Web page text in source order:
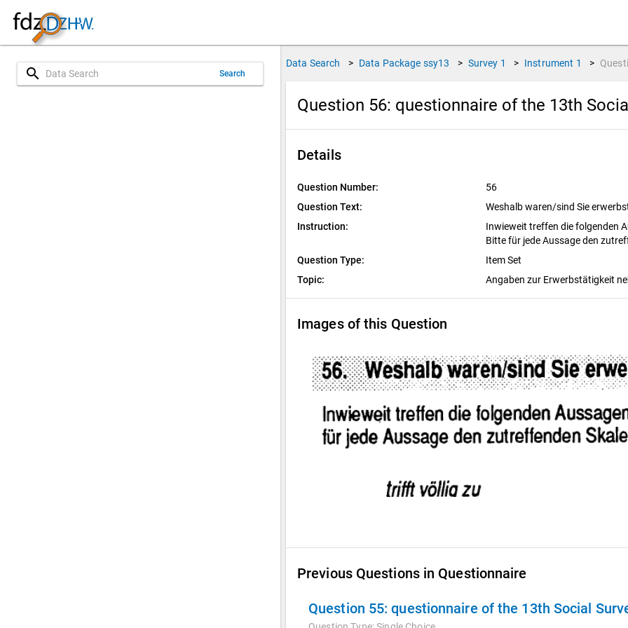
search Search
Data Search > Data Package ssy13 > Survey 1 > Instrument 1 >
Question 56: questionnaire of the 13th
Details
Question Number:
56
Question Text:
Weshalb waren/sind Sie
Instruction:
Inwieweit treffen die folgenden
Bitte für jede Aussage den
Question Type:
Item Set
Topic:
Angaben zur Erwerbstätigkeit
Images of this Question
Previous Questions in Questionnaire
Question 55:questionnaire of the 13th Social